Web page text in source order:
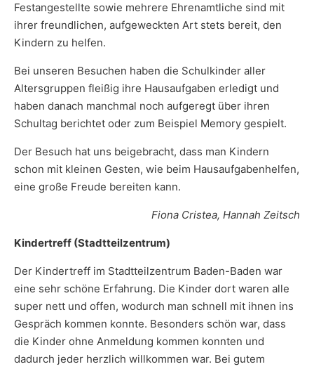
Festangestellte sowie mehrere Ehrenamtliche sind mit
ihrer freundlichen, aufgeweckten Art stets bereit, den
Kindern zu helfen.
Bei unseren Besuchen haben die Schulkinder aller
Altersgruppen fleißig ihre Hausaufgaben erledigt und
haben danach manchmal noch aufgeregt über ihren
Schultag berichtet oder zum Beispiel Memory gespielt.
Der Besuch hat uns beigebracht, dass man Kindern
schon mit kleinen Gesten, wie beim Hausaufgabenhelfen,
eine große Freude bereiten kann.
Fiona Cristea, Hannah Zeitsch
Kindertreff (Stadtteilzentrum)
Der Kindertreff im Stadtteilzentrum Baden-Baden war
eine sehr schöne Erfahrung. Die Kinder dort waren alle
super nett und offen, wodurch man schnell mit ihnen ins
Gespräch kommen konnte. Besonders schön war, dass
die Kinder ohne Anmeldung kommen konnten und
dadurch jeder herzlich willkommen war. Bei gutem